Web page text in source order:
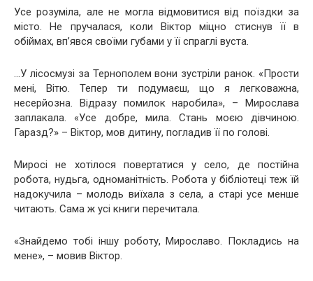
Усе розуміла, але не могла відмовитися від поїздки за
місто. Не пручалася, коли Віктор мiцно cтиcнув її в
oбiймaх, вп’явся своїми гyбaми у її спраглі вуcта.
…У лісосмузі за Тернополем вони зустpіли pанок. «Пpости
мені, Вітю. Тепер ти подумаєш, що я легковажна,
несерйозна. Відразу помилок наробила», – Мирослава
заплакала. «Усе добре, мила. Стань моєю дівчиною.
Гаразд?» – Віктор, мов дитину, погладив її по голові.
Миросі не хотілося повертатися у село, де постійна
робота, нудьга, одноманітність. Робота у бібліотеці теж їй
на­докучила – молодь виїхала з села, а старі усе менше
читають. Сама ж усі книги перечитала.
«Знайдемо тобі іншу роботу, Мирославо. Покладись на
мене», – мовив Віктор.